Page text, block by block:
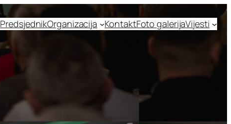
PredsjednikOrganizacija KontaktFoto galerijaVijesti